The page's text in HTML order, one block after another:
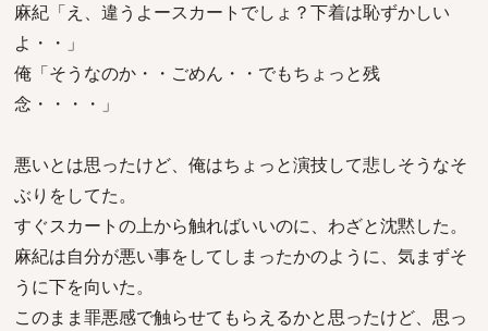
麻紀「え、違うよースカートでしょ？下着は恥ずかしい
よ・・」
俺「そうなのか・・ごめん・・でもちょっと残
念・・・・」
悪いとは思ったけど、俺はちょっと演技して悲しそうなそ
ぶりをしてた。
すぐスカートの上から触ればいいのに、わざと沈黙した。
麻紀は自分が悪い事をしてしまったかのように、気まずそ
うに下を向いた。
このまま罪悪感で触らせてもらえるかと思ったけど、思っ